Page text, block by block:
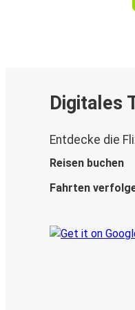
Digitales
Entdecke die
Reisen buchen
Fahrten